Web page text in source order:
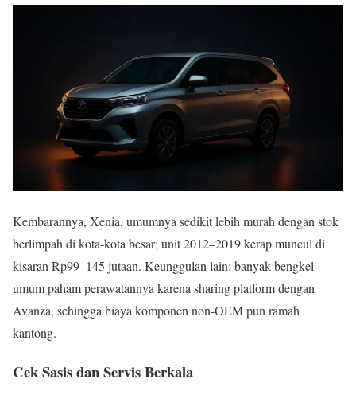
Kembarannya, Xenia, umumnya sedikit lebih murah dengan stok
berlimpah di kota-kota besar; unit 2012–2019 kerap muncul di
kisaran Rp99–145 jutaan. Keunggulan lain: banyak bengkel
umum paham perawatannya karena sharing platform dengan
Avanza, sehingga biaya komponen non-OEM pun ramah
kantong.
Cek Sasis dan Servis Berkala